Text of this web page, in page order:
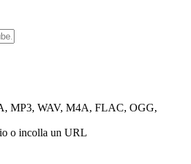
MP3, WAV, M4A, FLAC, OGG,
o incolla un URL